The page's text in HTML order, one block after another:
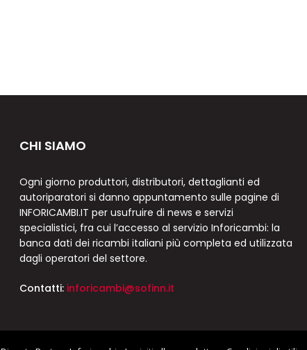
CHI SIAMO
Ogni giorno produttori, distributori, dettaglianti ed
autoriparatori si danno appuntamento sulle pagine di
INFORICAMBI.IT per usufruire di news e servizi
specialistici, fra cui l’accesso al servizio Inforicambi: la
banca dati dei ricambi italiani più completa ed utilizzata
dagli operatori del settore.
Contatti: inforicambi@sofinn.it